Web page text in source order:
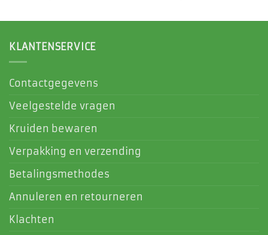
KLANTENSERVICE
Contactgegevens
Veelgestelde vragen
Kruiden bewaren
Verpakking en verzending
Betalingsmethodes
Annuleren en retourneren
Klachten